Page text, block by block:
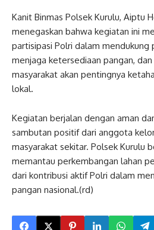
Kanit Binmas Polsek Kurulu, Aiptu
menegaskan bahwa kegiatan ini
partisipasi Polri dalam mendukung
menjaga ketersediaan pangan,
masyarakat akan pentingnya
lokal.
Kegiatan berjalan dengan aman
sambutan positif dari anggota
masyarakat sekitar. Polsek Kurulu
memantau perkembangan lahan
dari kontribusi aktif Polri dalam
pangan nasional.(rd)